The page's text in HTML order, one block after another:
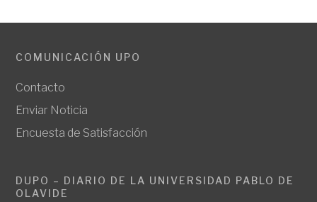
COMUNICACIÓN UPO
Contacto
Enviar Noticia
Encuesta de Satisfacción
DUPO – DIARIO DE LA UNIVERSIDAD PABLO DE
OLAVIDE